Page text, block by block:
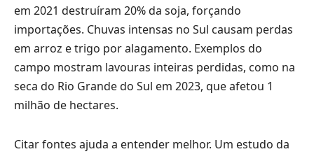
em 2021 destruíram 20% da soja, forçando
importações. Chuvas intensas no Sul causam perdas
em arroz e trigo por alagamento. Exemplos do
campo mostram lavouras inteiras perdidas, como na
seca do Rio Grande do Sul em 2023, que afetou 1
milhão de hectares.
Citar fontes ajuda a entender melhor. Um estudo da